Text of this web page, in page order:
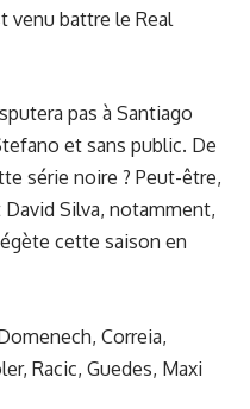
venu battre le Real
pas à Santiago
et sans public. De
série noire ? Peut-être,
Silva, notamment,
cette saison en
Correia,
Racic, Guedes, Maxi